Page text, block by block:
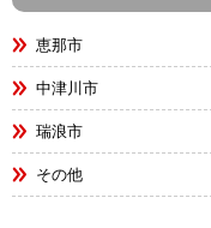
恵那市
中津川市
瑞浪市
その他